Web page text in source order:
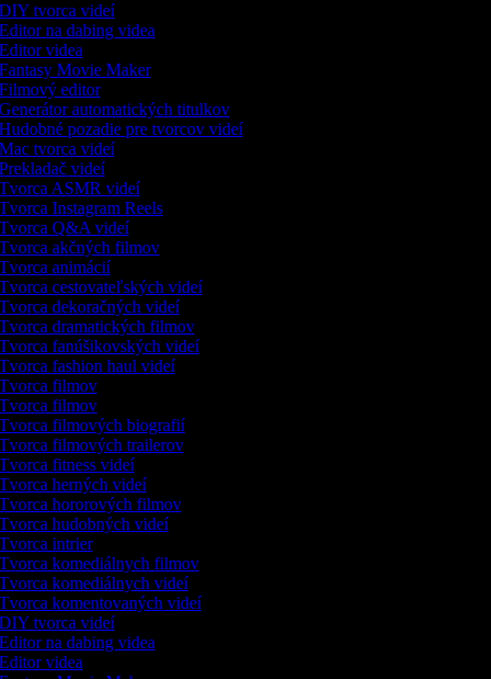
tvorca videí
na dabing videa
videa
Movie Maker
editor
automatických titulkov
pozadie pre tvorcov videí
tvorca videí
videí
ASMR videí
Instagram Reels
Q&A videí
akčných filmov
animácií
cestovateľských videí
dekoračných videí
dramatických filmov
fanúšikovských videí
fashion haul videí
filmov
filmov
filmových biografií
filmových trailerov
fitness videí
herných videí
hororových filmov
hudobných videí
intrier
komediálnych filmov
komediálnych videí
komentovaných videí
tvorca videí
na dabing videa
videa